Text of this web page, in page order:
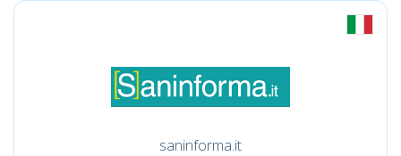
saninforma.it